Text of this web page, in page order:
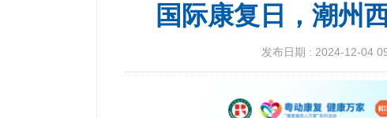
国际康复日，潮州
发布日期 : 2024-12-04